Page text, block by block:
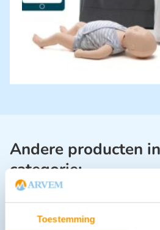
Toestemming
Andere producten
categorie: